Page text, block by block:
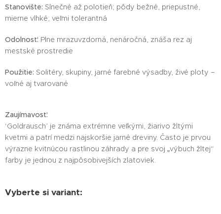
Stanovište: Slnečné až polotieň; pôdy bežné, priepustné,
mierne vlhké; veľmi tolerantná
Odolnosť: Plne mrazuvzdorná, nenáročná, znáša rez aj
mestské prostredie
Použitie: Solitéry, skupiny, jarné farebné výsadby, živé ploty –
voľné aj tvarované
Zaujímavosť:
‘Goldrausch’ je známa extrémne veľkými, žiarivo žltými
kvetmi a patrí medzi najskoršie jarné dreviny. Často je prvou
výrazne kvitnúcou rastlinou záhrady a pre svoj „výbuch žltej“
farby je jednou z najpôsobivejších zlatoviek.
Vyberte si variant: